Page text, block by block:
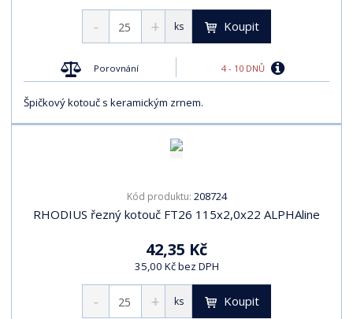
ks Koupit
Porovnání 4 - 10 DNŮ
Špičkový kotouč s keramickým zrnem.
Kód produktu: 208724
RHODIUS řezný kotouč FT26 115x2,0x22 ALPHAline
42,35 Kč
35,00 Kč bez DPH
ks Koupit